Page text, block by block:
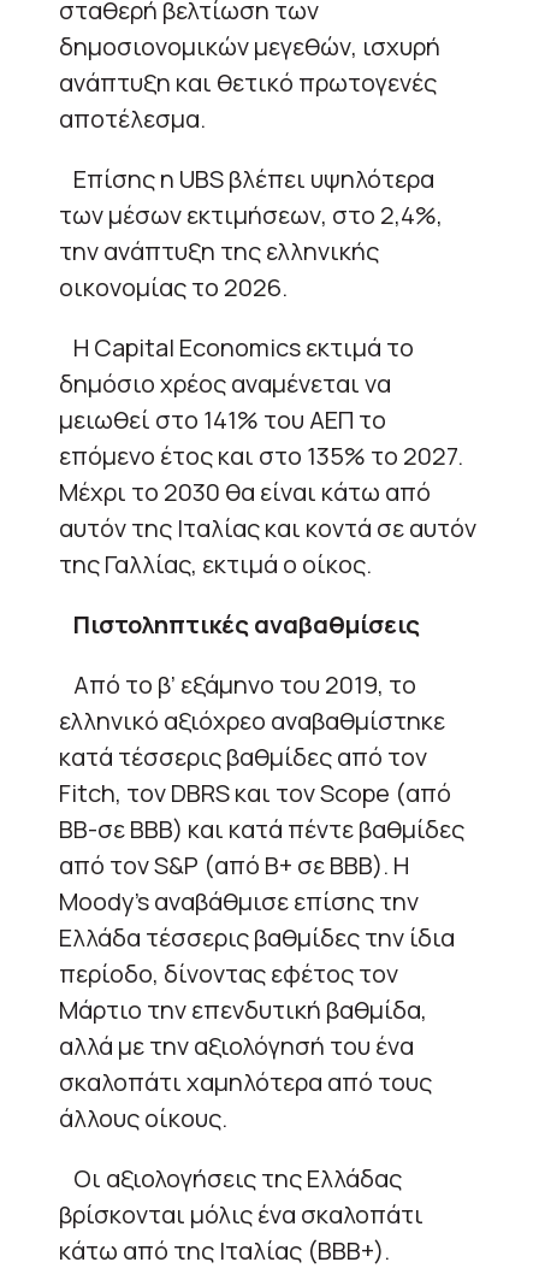
σταθερή βελτίωση των
δημοσιονομικών μεγεθών, ισχυρή
ανάπτυξη και θετικό πρωτογενές
αποτέλεσμα.
Επίσης η UBS βλέπει υψηλότερα
των μέσων εκτιμήσεων, στο 2,4%,
την ανάπτυξη της ελληνικής
οικονομίας το 2026.
H Capital Economics εκτιμά το
δημόσιο χρέος αναμένεται να
μειωθεί στο 141% του ΑΕΠ το
επόμενο έτος και στο 135% το 2027.
Μέχρι το 2030 θα είναι κάτω από
αυτόν της Ιταλίας και κοντά σε αυτόν
της Γαλλίας, εκτιμά ο οίκος.
Πιστοληπτικές αναβαθμίσεις
Από το β’ εξάμηνο του 2019, το
ελληνικό αξιόχρεο αναβαθμίστηκε
κατά τέσσερις βαθμίδες από τον
Fitch, τον DBRS και τον Scope (από
ΒΒ-σε ΒΒΒ) και κατά πέντε βαθμίδες
από τον S&P (από Β+ σε ΒΒΒ). Η
Moody’s αναβάθμισε επίσης την
Ελλάδα τέσσερις βαθμίδες την ίδια
περίοδο, δίνοντας εφέτος τον
Μάρτιο την επενδυτική βαθμίδα,
αλλά με την αξιολόγησή του ένα
σκαλοπάτι χαμηλότερα από τους
άλλους οίκους.
Οι αξιολογήσεις της Ελλάδας
βρίσκονται μόλις ένα σκαλοπάτι
κάτω από της Ιταλίας (ΒΒΒ+).